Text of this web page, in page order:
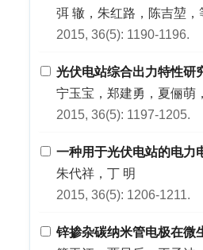
弭 辙，朱红路，陈吉堃，
2015, 36(5): 1190-1196.
光伏电站综合出力特性研
宁玉宝，郑建勇，夏俪萌
2015, 36(5): 1197-1205.
一种用于光伏电站的电力
朱代祥，丁 明
2015, 36(5): 1206-1211.
锌掺杂碳纳米管电极在微